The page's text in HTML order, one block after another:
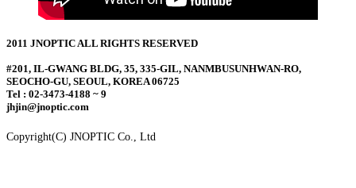
2011 JNOPTIC ALL RIGHTS RESERVED
#201, IL-GWANG BLDG, 35, 335-GIL, NANMBUSUNHWAN-RO,
SEOCHO-GU, SEOUL, KOREA 06725
Tel : 02-3473-4188 ~ 9
jhjin@jnoptic.com